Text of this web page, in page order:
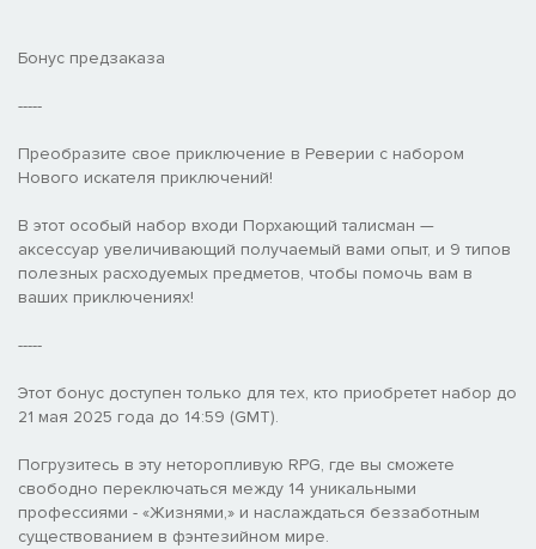
Бонус предзаказа
-----
Преобразите свое приключение в Реверии с набором
Нового искателя приключений!
В этот особый набор входи Порхающий талисман —
аксессуар увеличивающий получаемый вами опыт, и 9 типов
полезных расходуемых предметов, чтобы помочь вам в
ваших приключениях!
-----
Этот бонус доступен только для тех, кто приобретет набор до
21 мая 2025 года до 14:59 (GMT).
Погрузитесь в эту неторопливую RPG, где вы сможете
свободно переключаться между 14 уникальными
профессиями - «Жизнями,» и наслаждаться беззаботным
существованием в фэнтезийном мире.